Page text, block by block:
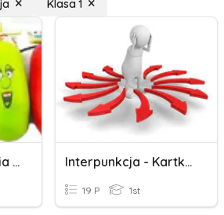
Klasa 1
Interpunkcja Zdania Pojedynczego Interpunkcja - Kartkówka Kl. 8
19 P 1st